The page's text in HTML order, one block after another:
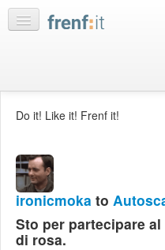
My
discussions
Bookmarks
Best
Do it! Like it! Frenf it!
ironicmoka to
Sto per partecipare
di rosa.